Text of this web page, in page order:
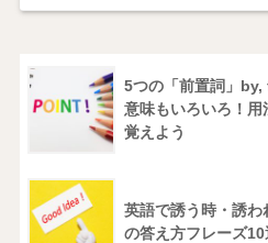
5つの「前置詞」
意味もいろいろ！用
覚えよう
英語で誘う時・誘
の答え方フレーズ